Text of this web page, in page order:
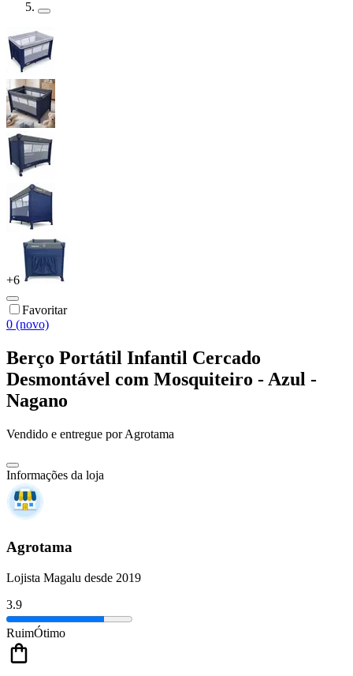
+6
Favoritar
0 (novo)
Berço Portátil Infantil Cercado
Desmontável com Mosquiteiro - Azul -
Nagano
Vendido e entregue por Agrotama
Informações da loja
Agrotama
Lojista Magalu desde 2019
3.9
RuimÓtimo